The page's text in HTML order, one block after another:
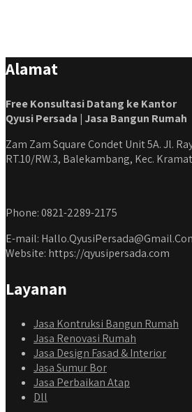
Alamat
Free Konsultasi Datang ke Kantor
Qyusi Persada | Jasa Bangun Rumah
Zam Zam Square Condet Unit 5A. Jl.
RT.10/RW.3, Balekambang, Kec.
Phone: 0821-2289-2175
E-mail:
Website: https://qyusipersada.com
Layanan
Jasa Kontruksi Bangun Rumah
Jasa Renovasi Rumah
Jasa Design Fasad & Interior
Jasa Sumur Bor
Jasa Perbaikan Atap
Dll